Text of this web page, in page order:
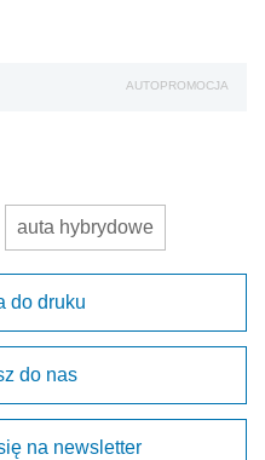
AUTOPROMOCJA
auta hybrydowe
do druku
do nas
na newsletter